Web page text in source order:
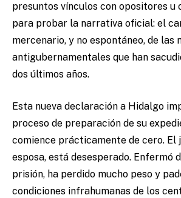
presuntos vínculos con opositores u
para probar la narrativa oficial: el
mercenario, y no espontáneo, de las
antigubernamentales que han
dos últimos años.
Esta nueva declaración a Hidalgo
proceso de preparación de su
comience prácticamente de cero. El
esposa, está desesperado. Enfermó
prisión, ha perdido mucho peso y
condiciones infrahumanas de los